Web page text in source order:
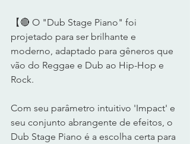
【🔴 O "Dub Stage Piano" foi
projetado para ser brilhante e
moderno, adaptado para gêneros que
vão do Reggae e Dub ao Hip-Hop e
Rock.
Com seu parâmetro intuitivo 'Impact' e
seu conjunto abrangente de efeitos, o
Dub Stage Piano é a escolha certa para